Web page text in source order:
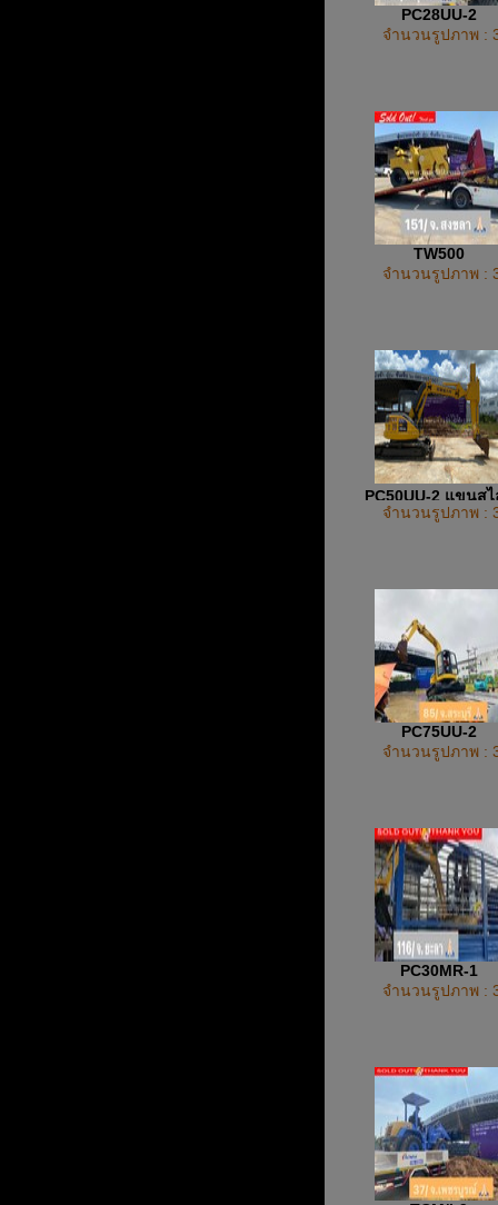
PC28UU-2
จำนวนรูปภาพ :
TW500
จำนวนรูปภาพ :
PC50UU-2 แขนส
จำนวนรูปภาพ :
PC75UU-2
จำนวนรูปภาพ :
PC30MR-1
จำนวนรูปภาพ :